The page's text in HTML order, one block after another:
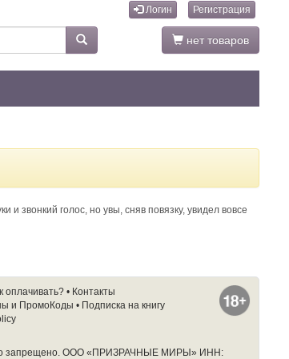
Логин Регистрация
нет товаров
звонкий голос, но увы, сняв повязку, увидел вовсе
оплачивать?• Контакты
и ПромоКоды • Подписка на книгу
запрещено. ООО «ПРИЗРАЧНЫЕ МИРЫ» ИНН: